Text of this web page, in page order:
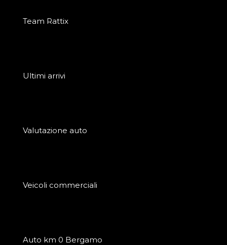
Team Rattix
Ultimi arrivi
Valutazione auto
Veicoli commerciali
Auto km 0 Bergamo